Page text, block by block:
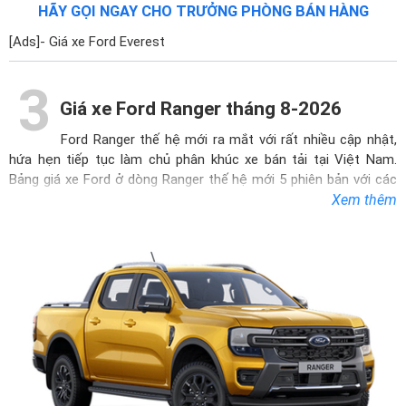
HÃY GỌI NGAY CHO TRƯỞNG PHÒNG BÁN HÀNG
[Ads]- Giá xe Ford Everest
3 Giá xe Ford Ranger tháng 8-2026
Ford Rangerthế hệ mới ra mắt với rất nhiều cập nhật,
hứa hẹn tiếp tục làm chủ phân khúc xe bán tải tại Việt Nam.
Bảng giá xe Ford ở dòng Ranger thế hệ mới 5 phiên bản với các
gói trang bị khác nhau. Dòng xe hứa hẹn mang đến những trải
điểm nổi bật về nhiều trang bị hiện đại, vận hành mạnh mẽ và vô
cùng đa năng.
Ngoại thất xe mạnh mẽ đậm chất thể thao. So với các đối thủ
trong cùng phân khúc thì Ford Ranger sở hữu kích thước nổi bật
hơn khi chiều rộng và dài cơ sở được tăng thêm để cân bằng với
đầu xe, không gian thùng hàng cũng lớn hơn. Bậc lên xuống phía
sau gắn trực tiếp vào khung xe vô cùng chắc chắn. Thiết kế cơ
Xem thêm